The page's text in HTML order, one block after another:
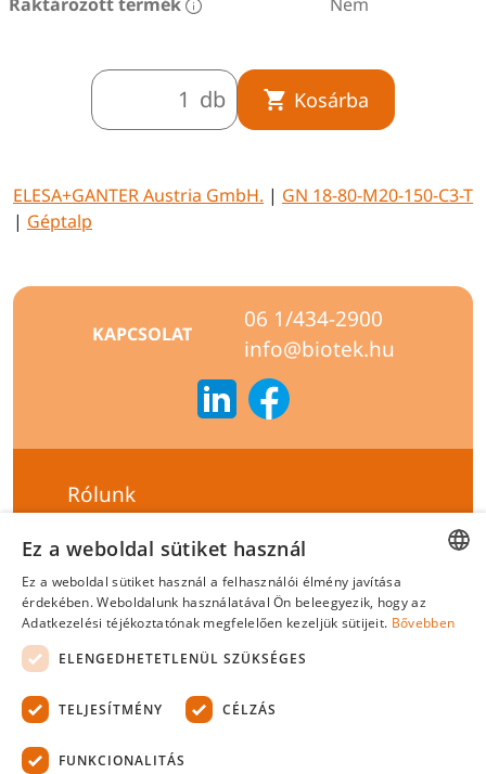
db Kosárba
ELESA+GANTER Austria GmbH. | GN 18-80-M20-150-C3-T
| Géptalp
KAPCSOLAT
06 1/434-2900
info@biotek.hu
Rólunk
Hírlevél feliratkozás
Általános szerződési feltételek
Adatvédelmi tájékoztató
Felelősségvállalási nyilatkozat
Tanúsítványok
ENGLISH
Ez a weboldal sütiket használ
Ez a weboldal sütiket használ a felhasználói élmény javítása
érdekében. Weboldalunk használatával Ön beleegyezik, hogy az
Adatkezelési téjékoztatónak megfelelően kezeljük sütijeit. Bővebben
ELENGEDHETETLENÜL SZÜKSÉGES
TELJESÍTMÉNY CÉLZÁS
FUNKCIONALITÁS